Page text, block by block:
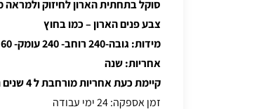
סוקל בתחתית הארון לחיזוק ולמראה
צבע פנים הארון – כמו בחוץ
מידות: גובה-240 רוחב- 240 עומק- 60
אחריות: שנה
קיימת כעת אחריות מורחבת ל 4 שנים נוספות בתשלום דמי ביקור בלבד
זמן אספקה: 24 ימי עבודה